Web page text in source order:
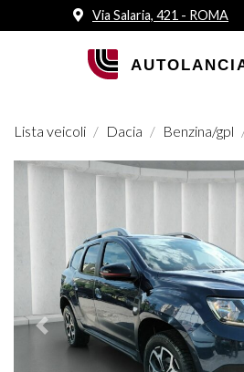
Via Salaria, 421 - ROMA
Lista veicoli Dacia Benzina/gpl
Prededente